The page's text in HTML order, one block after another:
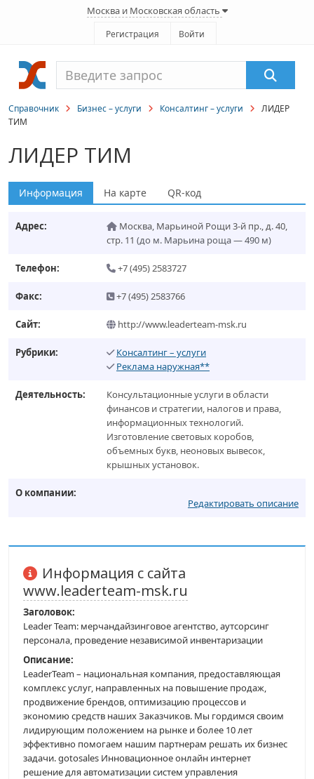
Москва и Московская область
Регистрация Войти
Справочник Бизнес – услуги Консалтинг – услуги
ЛИДЕР
ТИМ
ЛИДЕР ТИМ
Информация На карте QR-код
Адрес: Москва, Марьиной Рощи 3-й пр., д. 40,
стр. 11 (до м. Марьина роща — 490 м)
Телефон: +7 (495) 2583727
Факс: +7 (495) 2583766
Сайт: http://www.leaderteam-msk.ru
Рубрики:
Консалтинг – услуги
Реклама наружная**
Деятельность:
Консультационные услуги в области
финансов и стратегии, налогов и права,
информационных технологий.
Изготовление световых коробов,
объемных букв, неоновых вывесок,
крышных установок.
О компании:
Редактировать описание
Информация с сайта
www.leaderteam-msk.ru
Заголовок:
Leader Team: мерчандайзинговое агентство, аутсорсинг
персонала, проведение независимой инвентаризации
Описание:
LeaderTeam – национальная компания, предоставляющая
комплекс услуг, направленных на повышение продаж,
продвижение брендов, оптимизацию процессов и
экономию средств наших Заказчиков. Мы гордимся своим
лидирующим положением на рынке и более 10 лет
эффективно помогаем нашим партнерам решать их бизнес
задачи. gotosales Инновационное онлайн интернет
решение для автоматизации систем управления